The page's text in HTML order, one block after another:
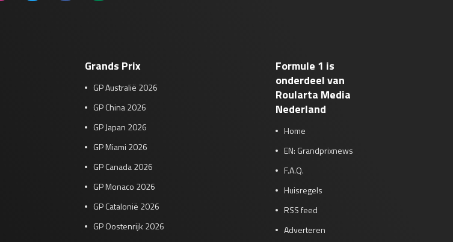
Grands Prix
GP Australië 2026
GP China 2026
GP Japan 2026
GP Miami 2026
GP Canada 2026
GP Monaco 2026
GP Catalonië 2026
GP Oostenrijk 2026
Formule 1 is
onderdeel van
Roularta Media
Nederland
Home
EN: Grandprixnews
F.A.Q.
Huisregels
RSS feed
Adverteren